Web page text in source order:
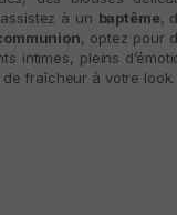
à un baptême,
, optez pour
intimes, pleins
fraîcheur à votre look.